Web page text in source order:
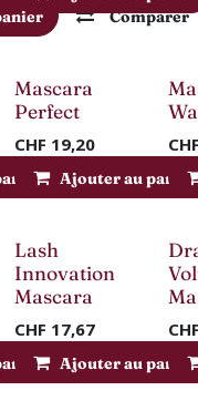
Comparer
Comparer
Mascara
Perfect
CHF 19,20
Ajouter au panier
CHF
Comparer
Lash
Innovation
Mascara
CHF 17,67
Ajouter au panier
CHF